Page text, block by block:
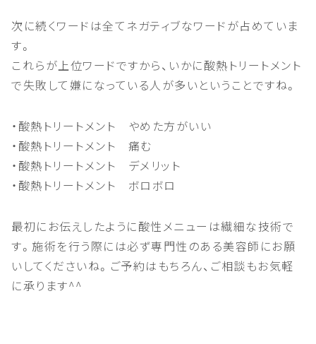
次に続くワードは全てネガティブなワードが占めていま
す。
これらが上位ワードですから、いかに酸熱トリートメント
で失敗して嫌になっている人が多いということですね。
・酸熱トリートメント やめた方がいい
・酸熱トリートメント 痛む
・酸熱トリートメント デメリット
・酸熱トリートメント ボロボロ
最初にお伝えしたように酸性メニューは繊細な技術で
す。施術を行う際には必ず専門性のある美容師にお願
いしてくださいね。ご予約はもちろん、ご相談もお気軽
に承ります^^